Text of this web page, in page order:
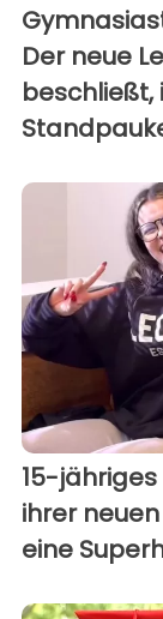
Der neue
15-
ihrer
eine